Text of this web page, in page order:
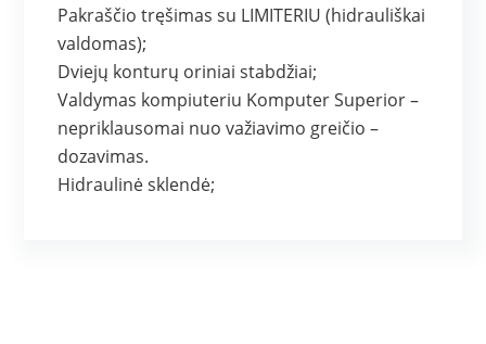
Pakraščio tręšimas su LIMITERIU (hidrauliškai
valdomas);
Dviejų konturų oriniai stabdžiai;
Valdymas kompiuteriu Komputer Superior –
nepriklausomai nuo važiavimo greičio –
dozavimas.
Hidraulinė sklendė;